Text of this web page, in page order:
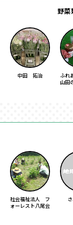
野菜
中田 拓治
ふれ
山田
社会福祉法人 フ
ォーレスト八尾会